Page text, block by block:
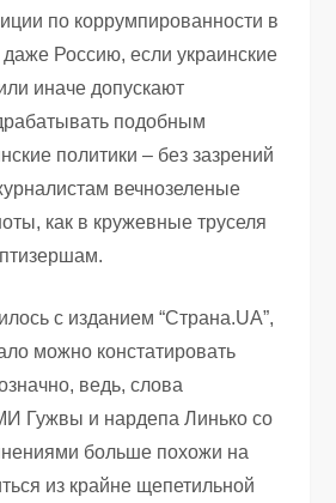
по коррумпированности в
Россию, если украинские
иначе допускают
подобным
политики – без зазрений
вечнозеленые
как в кружевные труселя
с изданием “Страна.UA”,
можно констатировать
ведь, слова
Гужвы и нардепа Линько со
больше похожи на
из крайне щепетильной